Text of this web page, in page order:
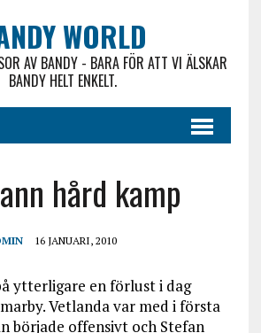
WORLD
AV BANDY - BARA FÖR ATT VI ÄLSKAR
BANDY HELT ENKELT.
hård kamp
16 JANUARI, 2010
ytterligare en förlust i dag
Vetlanda var med i första
började offensivt och Stefan